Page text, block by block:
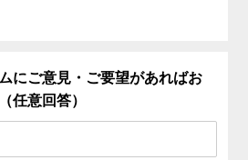
にご意見・ご要望があればお
任意回答）